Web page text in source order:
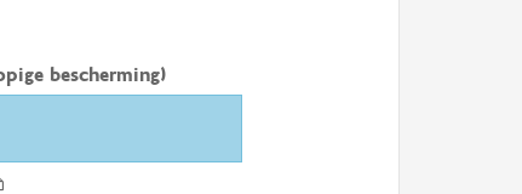
bescherming)